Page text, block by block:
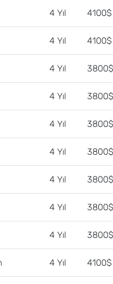
4 Yıl 4100$
4 Yıl 4100$
4 Yıl 3800$
4 Yıl 3800$
4 Yıl 3800$
4 Yıl 3800$
4 Yıl 3800$
4 Yıl 3800$
4 Yıl 3800$
4 Yıl 4100$